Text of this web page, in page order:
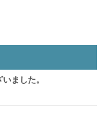
ました。